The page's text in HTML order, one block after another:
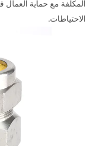
المكلفة مع حماية العمال
الاحتياطات.